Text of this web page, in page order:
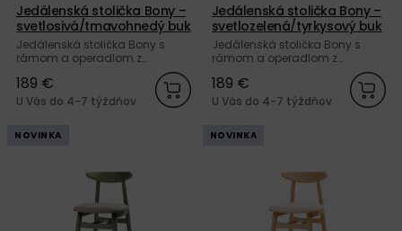
Jedálenská stolička Bony –
svetlosivá/tmavohnedý buk
Jedálenská stolička Bony s
rámom a operadlom z
masívneho buku tmavohnedej
farby a so sedákom
čalúneným svetlosivou
štruktúrovanou tkaninou od
189 €
U Vás do 4-7 týždňov
Jedálenská stolička Bony –
svetlozelená/tyrkysový buk
Jedálenská stolička Bony s
rámom a operadlom z
masívneho buku tyrkysovej
farby a so sedákom
čalúneným svetlozelenou
štruktúrovanou tkaninou od
189 €
U Vás do 4-7 týždňov
NOVINKA NOVINKA